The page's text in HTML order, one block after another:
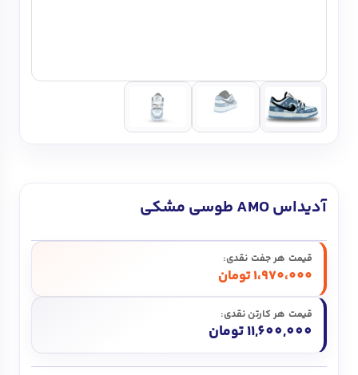
آدیداس AMO طوسی مشکی
قیمت هر جفت نقدی:
1،970،000تومان
قیمت هر کارتن نقدی:
11,600,000 تومان